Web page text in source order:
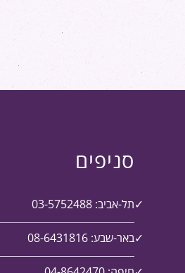
סניפים
תל-אביב: 03-5752488
באר-שבע: 08-6431816